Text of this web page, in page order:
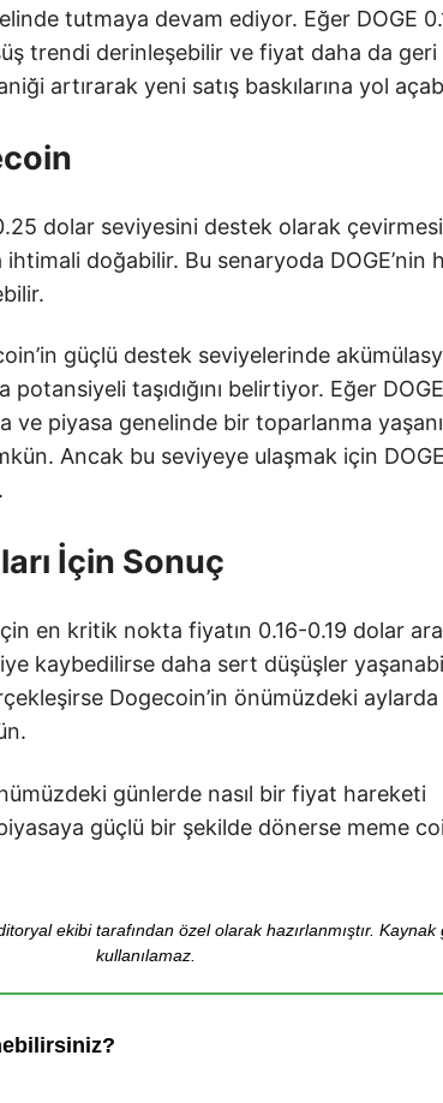
tutmaya devam ediyor. Eğer DOGE
trendi derinleşebilir ve fiyat daha da geri
artırarak yeni satış baskılarına yol
dolar seviyesini destek olarak
doğabilir. Bu senaryoda DOGE’nin
güçlü destek seviyelerinde
taşıdığını belirtiyor. Eğer
ve piyasa genelinde bir toparlanma
Ancak bu seviyeye ulaşmak için
İçin Sonuç
en kritik nokta fiyatın 0.16-0.19 dolar
kaybedilirse daha sert düşüşler
Dogecoin’in önümüzdeki
günlerde nasıl bir fiyat hareketi
güçlü bir şekilde dönerse meme
ekibi tarafından özel olarak hazırlanmıştır.
kullanılamaz.